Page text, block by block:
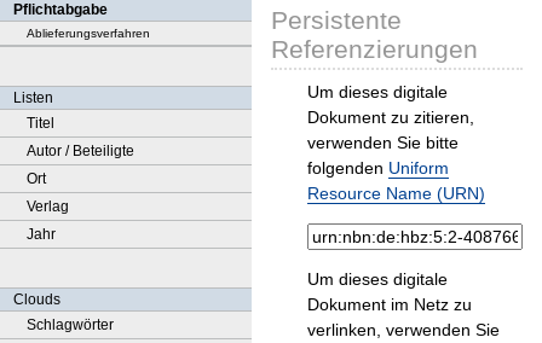
Pflichtabgabe
Ablieferungsverfahren
Listen
Titel
Autor / Beteiligte
Ort
Verlag
Jahr
Clouds
Schlagwörter
Persistente
Referenzierungen
Um dieses digitale
Dokument zu zitieren,
verwenden Sie bitte
folgenden Uniform
Resource Name (URN)
Um dieses digitale
Dokument im Netz zu
verlinken, verwenden Sie